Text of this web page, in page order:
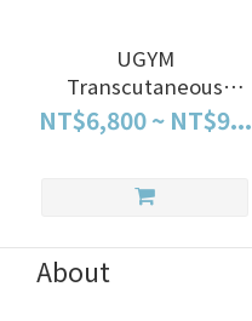
UGYM
Transcutaneous
Electrical Nerve
Stimulator for Pain
NT$6,800 ~ NT$9...
About